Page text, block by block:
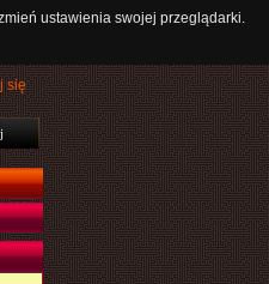
ustawienia swojej przeglądarki.
się